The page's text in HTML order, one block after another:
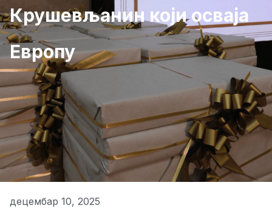
Крушевљанин који осваја
Европу
децембар 10, 2025